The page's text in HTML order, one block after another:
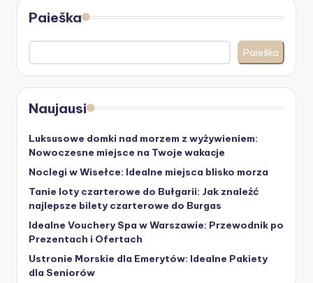
Paieška
Paieška
Naujausi
Luksusowe domki nad morzem z wyżywieniem:
Nowoczesne miejsce na Twoje wakacje
Noclegi w Wisełce: Idealne miejsca blisko morza
Tanie loty czarterowe do Bułgarii: Jak znaleźć
najlepsze bilety czarterowe do Burgas
Idealne Vouchery Spa w Warszawie: Przewodnik po
Prezentach i Ofertach
Ustronie Morskie dla Emerytów: Idealne Pakiety
dla Seniorów